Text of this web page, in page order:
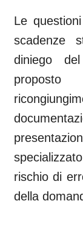
Le
scadenze
diniego
rischio di
della